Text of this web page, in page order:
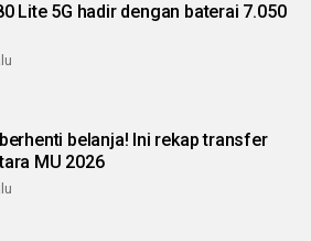
Lite 5G hadir dengan baterai 7.050
belanja! Ini rekap transfer
MU 2026